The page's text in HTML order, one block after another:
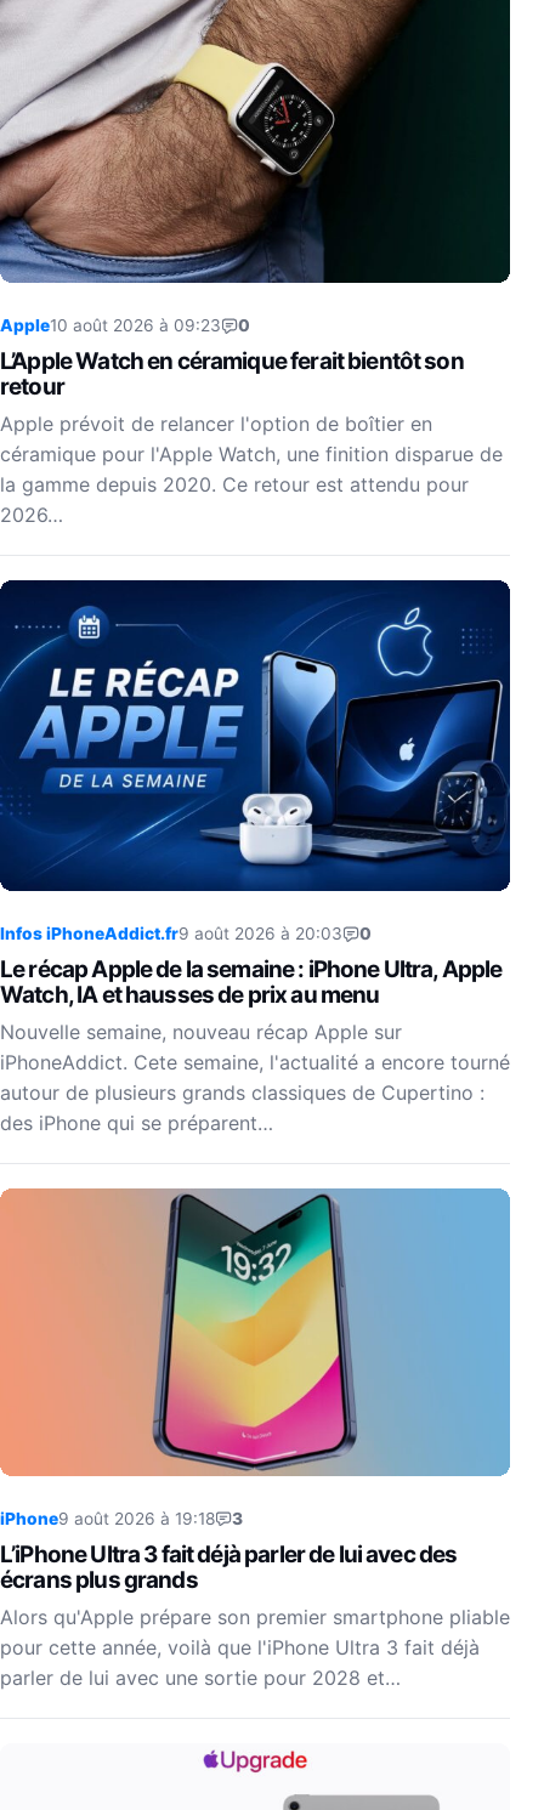
Apple10 août 2026 à 09:23 0
L’Apple Watch en céramique ferait bientôt son
retour
Apple prévoit de relancer l'option de boîtier en
céramique pour l'Apple Watch, une finition disparue de
la gamme depuis 2020. Ce retour est attendu pour
2026…
Infos iPhoneAddict.fr9 août 2026 à 20:03 0
Le récap Apple de la semaine : iPhone Ultra, Apple
Watch, IA et hausses de prix au menu
Nouvelle semaine, nouveau récap Apple sur
iPhoneAddict. Cete semaine, l'actualité a encore tourné
autour de plusieurs grands classiques de Cupertino :
des iPhone qui se préparent…
iPhone9 août 2026 à 19:18 3
L’iPhone Ultra 3 fait déjà parler de lui avec des
écrans plus grands
Alors qu'Apple prépare son premier smartphone pliable
pour cette année, voilà que l'iPhone Ultra 3 fait déjà
parler de lui avec une sortie pour 2028 et…